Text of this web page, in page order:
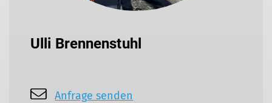
Ulli Brennenstuhl
Anfrage senden